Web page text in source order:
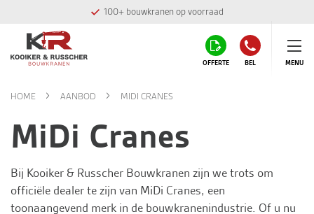
100+ bouwkranen op voorraad
OFFERTE BEL MENU
HOME AANBOD MIDI CRANES
MiDi Cranes
Bij Kooiker & Russcher Bouwkranen zijn we trots om
officiële dealer te zijn van MiDi Cranes, een
toonaangevend merk in de bouwkranenindustrie. Of u nu